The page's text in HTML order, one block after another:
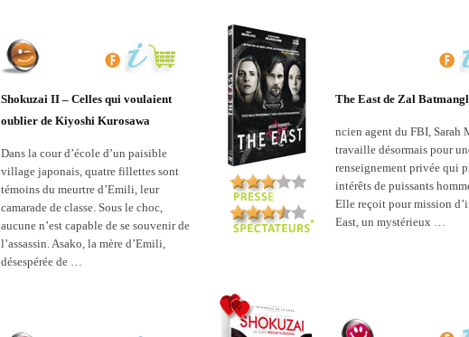
Shokuzai II – Celles qui voulaient
oublier de Kiyoshi Kurosawa
Dans la cour d’école d’un paisible
village japonais, quatre fillettes sont
témoins du meurtre d’Emili, leur
camarade de classe. Sous le choc,
aucune n’est capable de se souvenir de
l’assassin. Asako, la mère d’Emili,
désespérée de …
The East de Zal
ncien agent du FBI, Sarah
travaille désormais pour
renseignement privée qui
intérêts de puissants
Elle reçoit pour mission
East, un mystérieux …